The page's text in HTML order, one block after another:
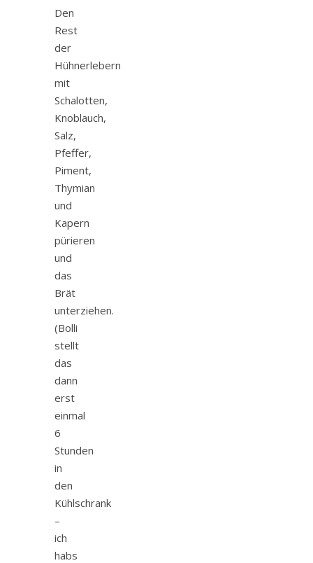
Den
Rest
der
Hühnerlebern
mit
Schalotten,
Knoblauch,
Salz,
Pfeffer,
Piment,
Thymian
und
Kapern
pürieren
und
das
Brät
unterziehen.
(Bolli
stellt
das
dann
erst
einmal
6
Stunden
in
den
Kühlschrank
–
ich
habs